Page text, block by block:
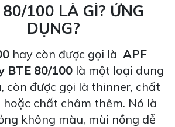
80/100 LÀ GÌ? ỨNG
DỤNG?
hay còn được gọi là APF
BTE 80/100là một loại dung
còn được gọi là thinner, chất
chất châm thêm. Nó là
không màu, mùi nồng dễ